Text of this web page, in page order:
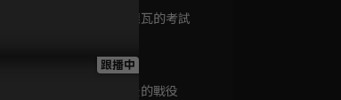
第11集 卡德瓦的考試
第12集 最後的戰役
跟播中 寶島西米樂
跟播至第 305 集